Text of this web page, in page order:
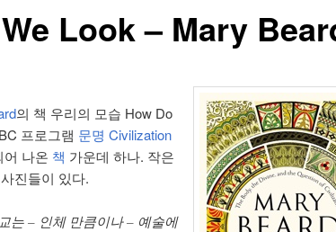
Look – Mary
의 책 우리의 모습 How Do
프로그램 문명 Civilization
어 나온 책 가운데 하나. 작은
진들이 있다.
는 – 인체 만큼이나 – 예술에